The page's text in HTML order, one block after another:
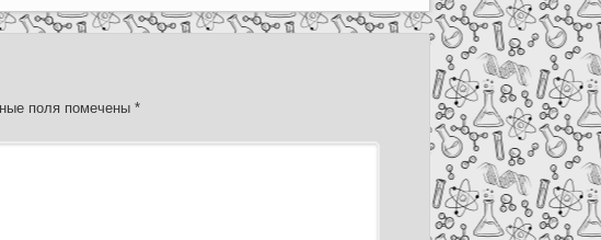
поля помечены*